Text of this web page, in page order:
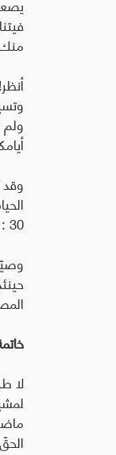
30 : 8 وتابع).
لا